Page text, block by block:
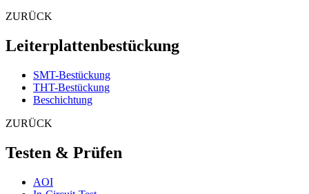
ZURÜCK
Leiterplattenbestückung
SMT-Bestückung
THT-Bestückung
Beschichtung
ZURÜCK
Testen & Prüfen
AOI